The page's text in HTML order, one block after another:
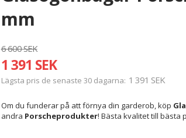
mm
6 600 SEK
1 391 SEK
Lägsta pris de senaste 30 dagarna 1 391 SEK
Om du funderar på att förnya din garderob, köp
andra Porscheprodukter! Bästa kvalitet till bästa